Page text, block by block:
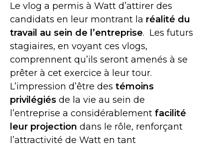
Le vlog a permis à Watt d’attirer des
candidats en leur montrant la réalité du
travail au sein de l’entreprise. Les futurs
stagiaires, en voyant ces vlogs,
comprennent qu’ils seront amenés à se
prêter à cet exercice à leur tour.
L’impression d’être des témoins
privilégiés de la vie au sein de
l’entreprise a considérablement facilité
leur projection dans le rôle, renforçant
l’attractivité de Watt en tant